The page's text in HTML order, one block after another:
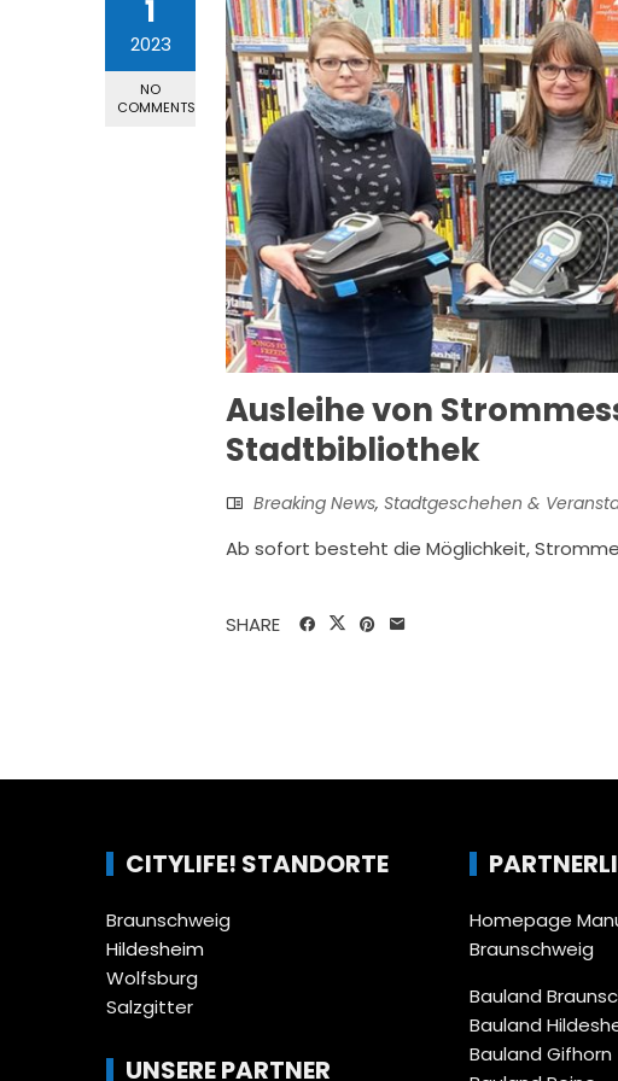
1
2023
NO
COMMENTS
Ausleihe von
Stadtbibliothek
Breaking News, Stadtgeschehen &
Ab sofort besteht die Möglichkeit,
SHARE
CITYLIFE! STANDORTE
Braunschweig
Hildesheim
Wolfsburg
Salzgitter
UNSERE PARTNER
Homepage
Braunschweig
Bauland
Bauland
Bauland Gifhorn